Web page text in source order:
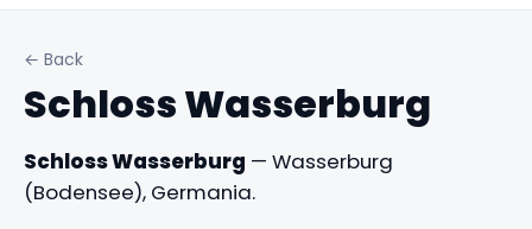
← Back
Schloss Wasserburg
Schloss Wasserburg — Wasserburg
(Bodensee), Germania.